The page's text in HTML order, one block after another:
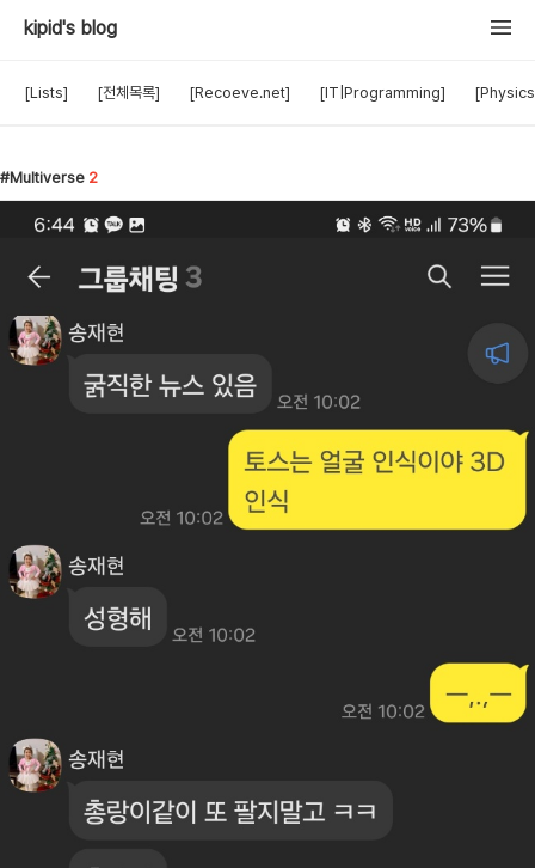
kipid's blog
[Lists] [전체목록] [Recoeve.net] [IT|Programming]
Multiverse 2